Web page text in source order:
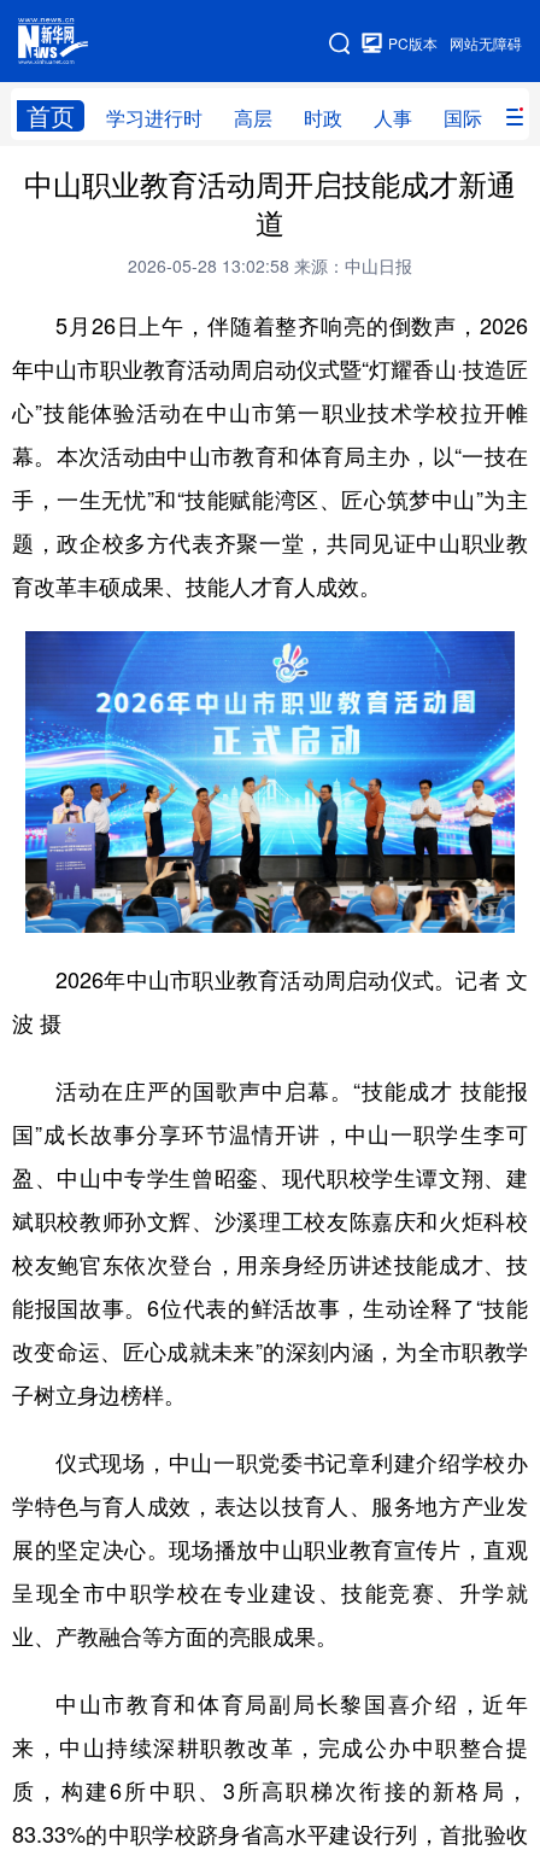
网站无障碍
PC版本
首页 学习进行时 高层 时政 人事 国际 财
网站地图
学习进行时 高层 时政 人事
全球连线
科技 科创 量子 体育
文化 书画 健康 军事
法律 中央文件 金融 汽车
食品 人居 信息化 数字经济
学术中国 乡村振兴 银龄
城市 旅游 能源 会展
彩票 娱乐 时尚 悦读
公益 一带一路 亚太网 上市公司
文化产业
地方频道
北京 天津 河北 山西
辽宁 吉林 上海 江苏
山东 河南 湖北 湖南
广东 广西 海南 重庆
四川 贵州 云南 西藏
陕西 甘肃 青海 宁夏
多语种频道
Deutsch Português
中山职业教育活动周开启技能成才新通
道
2026-05-28 13:02:58 来源：中山日报
5月26日上午，伴随着整齐响亮的倒数声，2026
年中山市职业教育活动周启动仪式暨“灯耀香山·技造匠
心”技能体验活动在中山市第一职业技术学校拉开帷
幕。本次活动由中山市教育和体育局主办，以“一技在
手，一生无忧”和“技能赋能湾区、匠心筑梦中山”为主
题，政企校多方代表齐聚一堂，共同见证中山职业教
育改革丰硕成果、技能人才育人成效。
2026年中山市职业教育活动周启动仪式。记者 文
波 摄
活动在庄严的国歌声中启幕。“技能成才 技能报
国”成长故事分享环节温情开讲，中山一职学生李可
盈、中山中专学生曾昭銮、现代职校学生谭文翔、建
斌职校教师孙文辉、沙溪理工校友陈嘉庆和火炬科校
校友鲍官东依次登台，用亲身经历讲述技能成才、技
能报国故事。6位代表的鲜活故事，生动诠释了“技能
改变命运、匠心成就未来”的深刻内涵，为全市职教学
子树立身边榜样。
仪式现场，中山一职党委书记章利建介绍学校办
学特色与育人成效，表达以技育人、服务地方产业发
展的坚定决心。现场播放中山职业教育宣传片，直观
呈现全市中职学校在专业建设、技能竞赛、升学就
业、产教融合等方面的亮眼成果。
中山市教育和体育局副局长黎国喜介绍，近年
来，中山持续深耕职教改革，完成公办中职整合提
质，构建6所中职、3所高职梯次衔接的新格局，
83.33%的中职学校跻身省高水平建设行列，首批验收